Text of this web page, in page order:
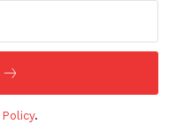
Policy.